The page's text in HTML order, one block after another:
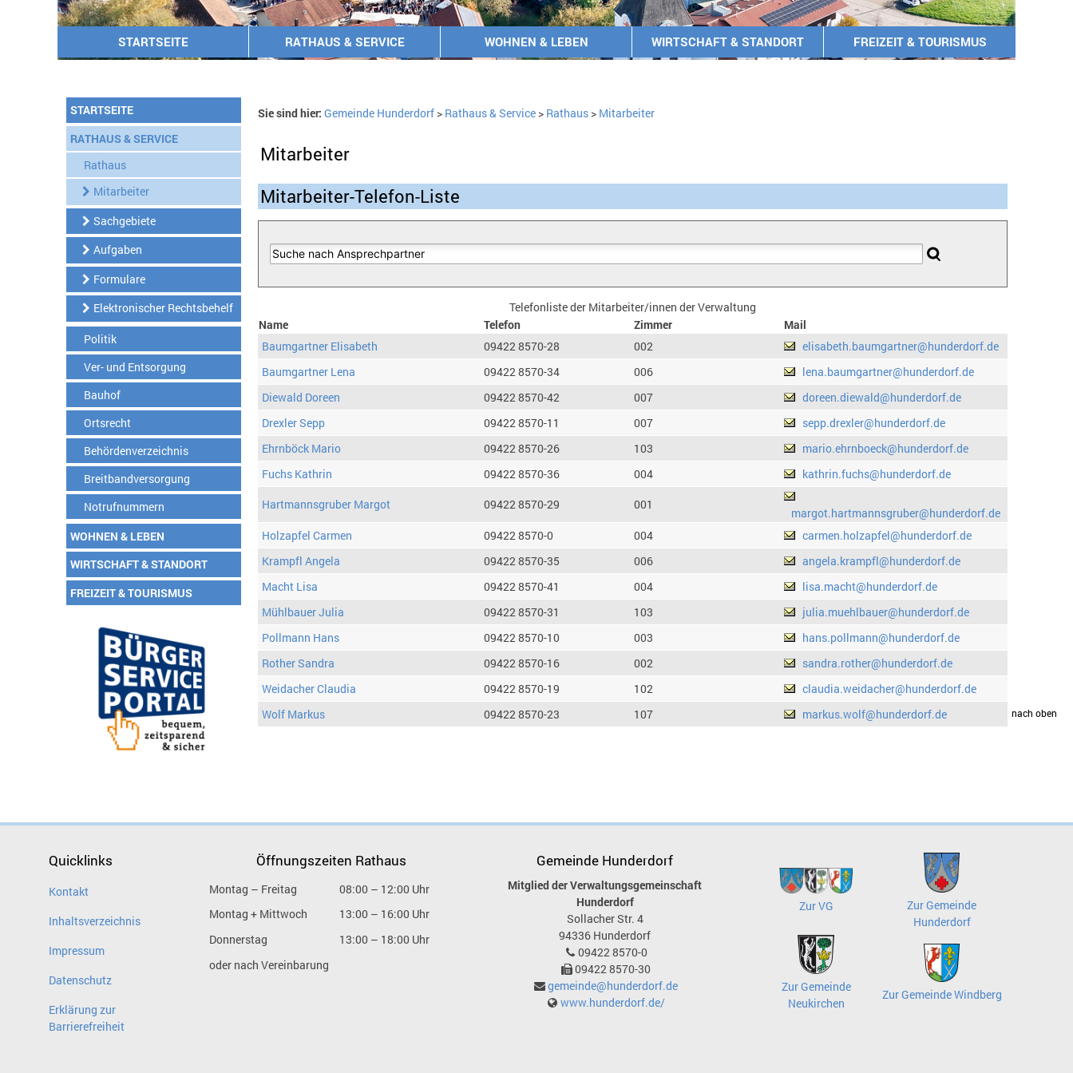
STARTSEITE RATHAUS & SERVICE WOHNEN & LEBEN WIRTSCHAFT & STANDORT FREIZEIT & TOURISMUS
STARTSEITE
RATHAUS & SERVICE
Rathaus
Mitarbeiter
Sachgebiete
Aufgaben
Formulare
Elektronischer Rechtsbehelf
Politik
Ver- und Entsorgung
Bauhof
Ortsrecht
Behördenverzeichnis
Breitbandversorgung
Notrufnummern
WOHNEN & LEBEN
WIRTSCHAFT & STANDORT
FREIZEIT & TOURISMUS
Sie sind hier: Gemeinde Hunderdorf> Rathaus & Service> Rathaus> Mitarbeiter
Mitarbeiter
Mitarbeiter-Telefon-Liste
Telefonliste der Mitarbeiter/innen der Verwaltung
Name
Telefon Zimmer
Mail
Baumgartner Elisabeth
09422 8570-28 002
elisabeth.baumgartner@hunderdorf.de
Baumgartner Lena
09422 8570-34 006
lena.baumgartner@hunderdorf.de
Diewald Doreen
09422 8570-42 007
doreen.diewald@hunderdorf.de
Drexler Sepp
09422 8570-11 007
sepp.drexler@hunderdorf.de
Ehrnböck Mario
09422 8570-26 103
mario.ehrnboeck@hunderdorf.de
Fuchs Kathrin
09422 8570-36 004
kathrin.fuchs@hunderdorf.de
Hartmannsgruber Margot
09422 8570-29 001
margot.hartmannsgruber@hunderdorf.de
Holzapfel Carmen
09422 8570-0 004
carmen.holzapfel@hunderdorf.de
Krampfl Angela
09422 8570-35 006
angela.krampfl@hunderdorf.de
Macht Lisa
09422 8570-41 004
lisa.macht@hunderdorf.de
Mühlbauer Julia
09422 8570-31 103
julia.muehlbauer@hunderdorf.de
Pollmann Hans
09422 8570-10 003
hans.pollmann@hunderdorf.de
Rother Sandra
09422 8570-16 002
sandra.rother@hunderdorf.de
Weidacher Claudia
09422 8570-19 102
claudia.weidacher@hunderdorf.de
Wolf Markus
09422 8570-23 107 markus.wolf@hunderdorf.dedrucken nach oben
Quicklinks
Kontakt
Inhaltsverzeichnis
Impressum
Datenschutz
Erklärung zur
Barrierefreiheit
Öffnungszeiten Rathaus
Montag – Freitag
08:00 – 12:00 Uhr
Montag + Mittwoch
13:00 – 16:00 Uhr
Donnerstag
13:00 – 18:00 Uhr
oder nach Vereinbarung
Gemeinde Hunderdorf
Mitglied der Verwaltungsgemeinschaft
Hunderdorf
Sollacher Str. 4
94336 Hunderdorf
09422 8570-0
09422 8570-30
gemeinde@hunderdorf.de
www.hunderdorf.de/
Zur VG
Zur Gemeinde
Hunderdorf
Zur Gemeinde
Neukirchen
Zur Gemeinde Windberg